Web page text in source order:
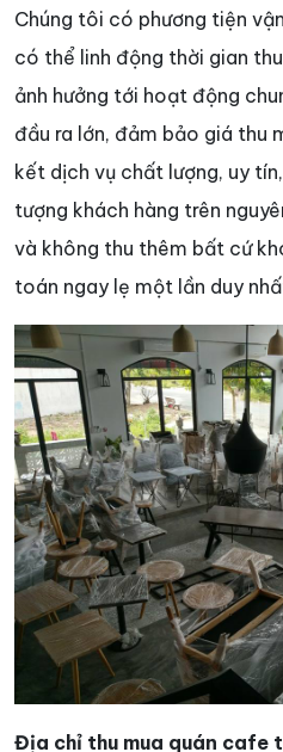
Chúng tôi có phương tiện
có thể linh động thời gian
ảnh hưởng tới hoạt động
đầu ra lớn, đảm bảo giá thu
kết dịch vụ chất lượng, uy
tượng khách hàng trên
và không thu thêm bất cứ
toán ngay lẹ một lần duy
Địa chỉ thu mua quán cafe